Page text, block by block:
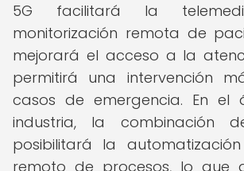
5G facilitará la
monitorización remota de
mejorará el acceso a la
permitirá una intervención
casos de emergencia. En el
industria, la combinación
posibilitará la
remoto de procesos, lo que